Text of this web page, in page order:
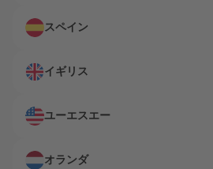
スペイン
イギリス
ユーエスエー
オランダ